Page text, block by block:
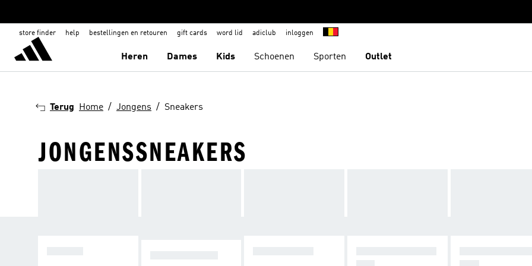
store finder help bestellingen en retouren gift cards word lid adiclub inloggen
Heren Dames Kids Schoenen Sporten Outlet
Terug Home Jongens Sneakers
JONGENSSNEAKERS